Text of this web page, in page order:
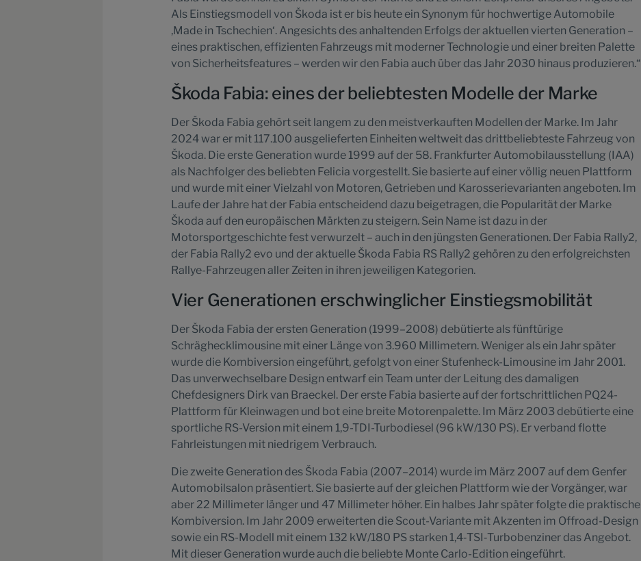
Als Einstiegsmodell von Škoda ist er bis heute ein Synonym für hochwertige Automobile
,Made in Tschechien‘. Angesichts des anhaltenden Erfolgs der aktuellen vierten Generation –
eines praktischen, effizienten Fahrzeugs mit moderner Technologie und einer breiten Palette
von Sicherheitsfeatures – werden wir den Fabia auch über das Jahr 2030 hinaus produzieren.“
Škoda Fabia: eines der beliebtesten Modelle der Marke
Der Škoda Fabia gehört seit langem zu den meistverkauften Modellen der Marke. Im Jahr
2024 war er mit 117.100 ausgelieferten Einheiten weltweit das drittbeliebteste Fahrzeug von
Škoda. Die erste Generation wurde 1999 auf der 58. Frankfurter Automobilausstellung (IAA)
als Nachfolger des beliebten Felicia vorgestellt. Sie basierte auf einer völlig neuen Plattform
und wurde mit einer Vielzahl von Motoren, Getrieben und Karosserievarianten angeboten. Im
Laufe der Jahre hat der Fabia entscheidend dazu beigetragen, die Popularität der Marke
Škoda auf den europäischen Märkten zu steigern. Sein Name ist dazu in der
Motorsportgeschichte fest verwurzelt – auch in den jüngsten Generationen. Der Fabia Rally2,
der Fabia Rally2 evo und der aktuelle Škoda Fabia RS Rally2 gehören zu den erfolgreichsten
Rallye-Fahrzeugen aller Zeiten in ihren jeweiligen Kategorien.
Vier Generationen erschwinglicher Einstiegsmobilität
Der Škoda Fabia der ersten Generation (1999–2008) debütierte als fünftürige
Schräghecklimousine mit einer Länge von 3.960 Millimetern. Weniger als ein Jahr später
wurde die Kombiversion eingeführt, gefolgt von einer Stufenheck-Limousine im Jahr 2001.
Das unverwechselbare Design entwarf ein Team unter der Leitung des damaligen
Chefdesigners Dirk van Braeckel. Der erste Fabia basierte auf der fortschrittlichen PQ24-
Plattform für Kleinwagen und bot eine breite Motorenpalette. Im März 2003 debütierte eine
sportliche RS-Version mit einem 1,9-TDI-Turbodiesel (96 kW/130 PS). Er verband flotte
Fahrleistungen mit niedrigem Verbrauch.
Die zweite Generation des Škoda Fabia (2007–2014) wurde im März 2007 auf dem Genfer
Automobilsalon präsentiert. Sie basierte auf der gleichen Plattform wie der Vorgänger, war
aber 22 Millimeter länger und 47 Millimeter höher. Ein halbes Jahr später folgte die praktische
Kombiversion. Im Jahr 2009 erweiterten die Scout-Variante mit Akzenten im Offroad-Design
sowie ein RS-Modell mit einem 132 kW/180 PS starken 1,4‑TSI‑Turbobenziner das Angebot.
Mit dieser Generation wurde auch die beliebte Monte Carlo-Edition eingeführt.